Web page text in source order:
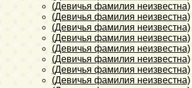
(Девичья фамилия неизвестна)
(Девичья фамилия неизвестна)
(Девичья фамилия неизвестна)
(Девичья фамилия неизвестна)
(Девичья фамилия неизвестна)
(Девичья фамилия неизвестна)
(Девичья фамилия неизвестна)
(Девичья фамилия неизвестна)